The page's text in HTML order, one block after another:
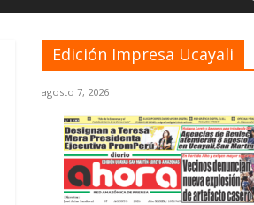
Edición Impresa Ucayali
agosto 7, 2026